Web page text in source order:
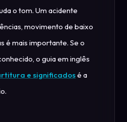
o tom. Um acidente
movimento de baixo
é mais importante. Se o
o guia em inglês
e significadosé a